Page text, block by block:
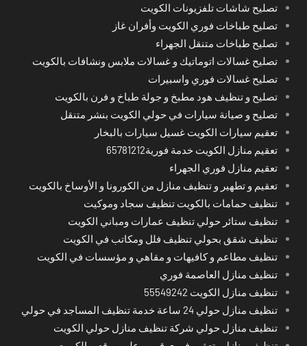
تصليح شاشات تلفزيونات الكويت
تصليح طباخات فوري الكويت وأفران غاز
تصليح طباخات متنقل الجهراء
تصليح غسالات اتوماتيك و غسالات ملابس ونشافات بالكويت
تصليح غسالات فوري واسبيرات
تصليح و تنظيف هود مطبخ و جولة طباخ و فرن بالكويت
تصليح و صيانة سيارات في حولي الكويت بنشر متنقل
تعقيم سيارات الكويت غسيل سيارات بالبخار
تعقيم منازل الكويت خدمة فورية65781212
تعقيم منازل فوري الجهراء
تعقيم و تطهير و تنظيف منازل من الكورونا و الأوساخ بالكويت
تنظيف حمامات بالكويت تنظيف سجاد وموكيت
تنظيف ستائر حولي تنظيف عمارات ومباني الكويت
تنظيف شقق بحولي تنظيف فلل ومكاتب في الكويت
تنظيف مطاعم و كافيهات و مقاهي و مؤسسات في الكويت
تنظيف منازل العاصمة فوري
تنظيف منازل الكويت 55549242
تنظيف منازل حولي 24 ساعة خدمة تنظيف المساجد في حولي
تنظيف منازل حولي شركة تنظيف منازل حولي الكويت